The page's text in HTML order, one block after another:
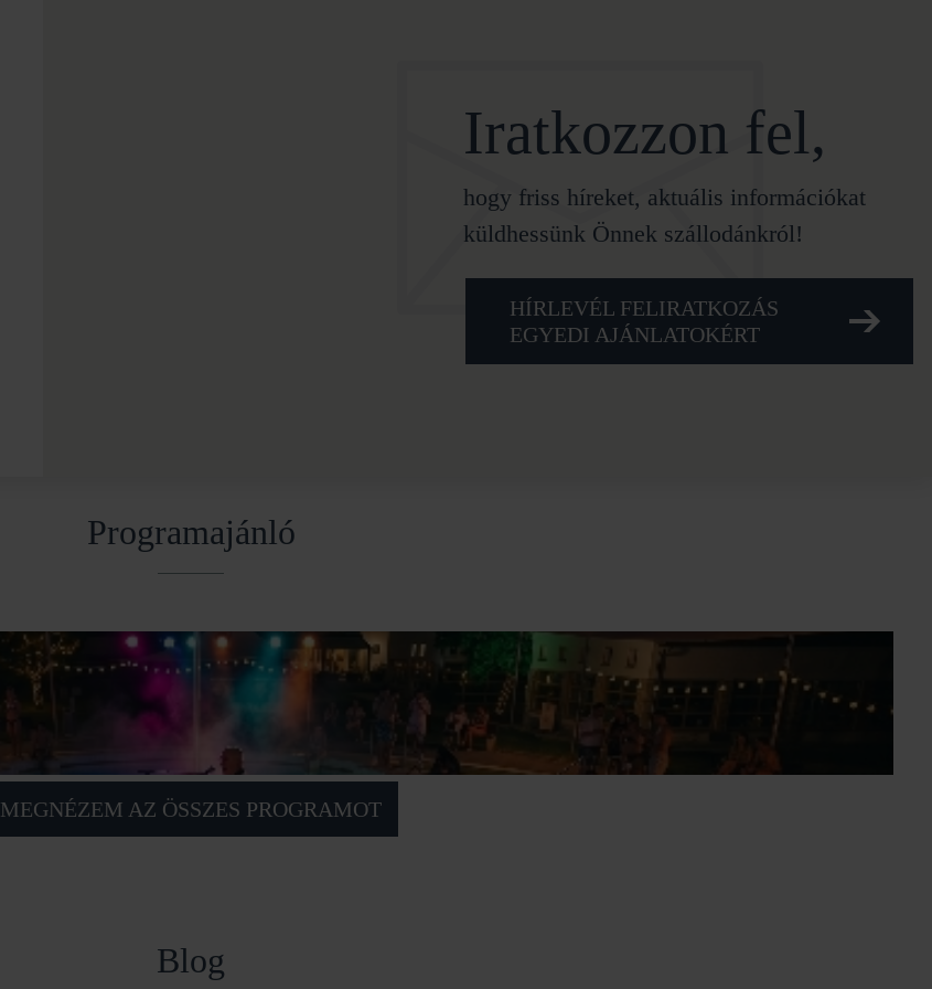
Iratkozzon fel,
hogy friss híreket, aktuális információkat
küldhessünk Önnek szállodánkról!
HÍRLEVÉL FELIRATKOZÁS
EGYEDI AJÁNLATOKÉRT
Programajánló
MEGNÉZEM AZ ÖSSZES PROGRAMOT
Blog